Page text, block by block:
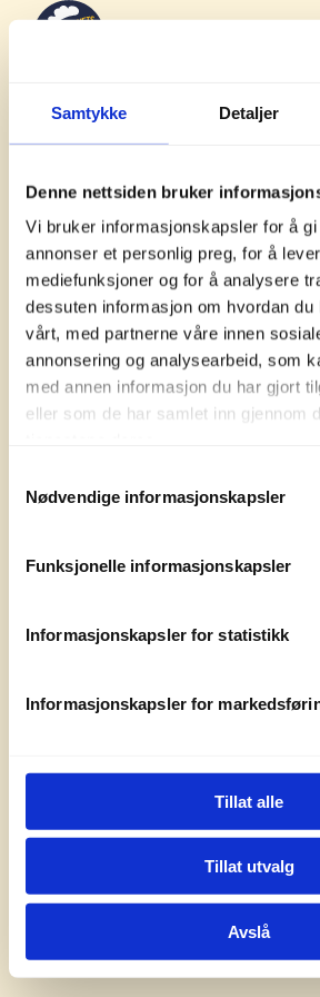
Samtykke Detaljer
Denne nettsiden bruker
Vi bruker informasjonskapsler for å gi
annonser et personlig preg, for å
mediefunksjoner og for å analysere
dessuten informasjon om hvordan du
vårt, med partnerne våre innen
annonsering og analysearbeid, som
med annen informasjon du har gjort
eller som de har samlet inn gjennom
Nødvendige informasjonskapsler
Funksjonelle informasjonskapsler
Informasjonskapsler for statistikk
Informasjonskapsler for
Tillat alle
Tillat utvalg
Avslå
Meld deg på nyhetsbrevet til
Norsk Friluftsliv
Turmat fra hele verden
Naturen som læringsarena
Friluftlivets år 2025
Personvern og